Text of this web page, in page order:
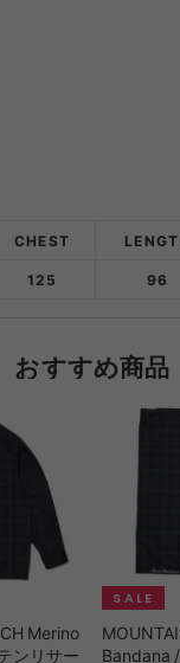
CHEST
125 96
おすすめ商品
Merino
ンリサー
Bandana